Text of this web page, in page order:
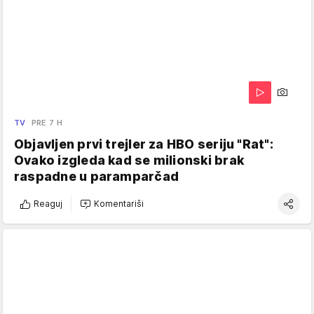
TV PRE 7 H
Objavljen prvi trejler za HBO seriju "Rat":
Ovako izgleda kad se milionski brak
raspadne u paramparčad
Reaguj Komentariši